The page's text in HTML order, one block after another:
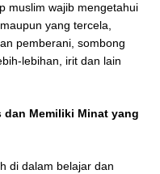
muslim wajib mengetahui
yang tercela,
pemberani, sombong
lebihan, irit dan lain
Memiliki Minat yang
di dalam belajar dan